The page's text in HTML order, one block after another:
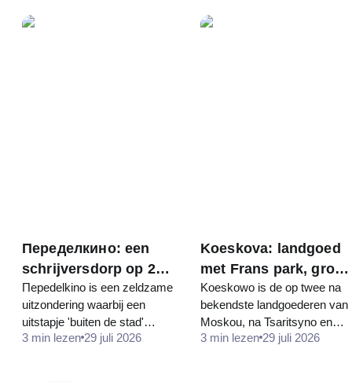
helft van wat mensen
Tretyakovmuseum en een
Переделкино: een
schrijversdorp op 20
minuten van Moskou
Переdelkino is een zeldzame
uitzondering waarbij een
uitstapje 'buiten de stad'
slechts twintig minuten met
3 min lezen 29 juli 2026
Koeskova: landgoed
met Frans park, grot
en pauwen
Koeskowo is de op twee na
bekendste landgoederen van
Moskou, na Tsaritsyno en
Kolomenskoje, en het enige
3 min lezen 29 juli 2026